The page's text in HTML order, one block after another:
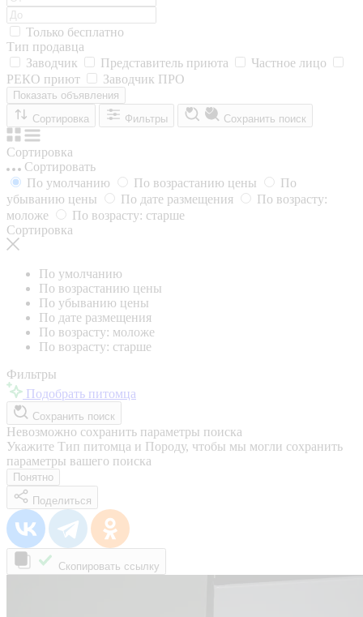
Только бесплатно
Тип продавца
Заводчик
Представитель приюта
Частное лицо
РЕКО приют
Заводчик ПРО
Показать объявления
Сортировка
Фильтры Сохранить поиск
Сортировка
Сортировать
По умолчанию
По возрастанию цены
По
убыванию цены
По дате размещения
По возрасту:
моложе
По возрасту: старше
Сортировка
По умолчанию
По возрастанию цены
По убыванию цены
По дате размещения
По возрасту: моложе
По возрасту: старше
Фильтры
Подобрать питомца
Сохранить поиск
Невозможно сохранить параметры поиска
Укажите Тип питомца и Породу, чтобы мы могли сохранить
параметры вашего поиска
Понятно
Поделиться
Скопировать ссылку